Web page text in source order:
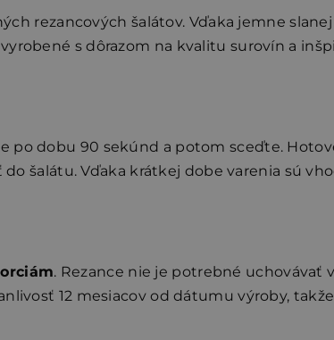
rezancových šalátov. Vďaka jemne
s dôrazom na kvalitu surovín a
po dobu 90 sekúnd a potom sceďte.
šalátu. Vďaka krátkej dobe varenia sú
. Rezance nie je potrebné uchovávať v
12 mesiacov od dátumu výroby, takže